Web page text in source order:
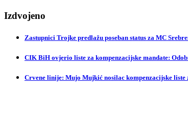
Izdvojeno
Zastupnici Trojke predlažu poseban status za MC
CIK BiH ovjerio liste za kompenzacijske mandate:
Crvene linije: Mujo Mujkić nosilac kompenzacijske liste